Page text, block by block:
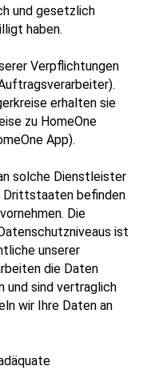
und gesetzlich
haben.
Verpflichtungen
erhalten sie
zu HomeOne
App).
solche Dienstleister
Drittstaaten befinden
Die
ist
unserer
die Daten
und sind vertraglich
wir Ihre Daten an